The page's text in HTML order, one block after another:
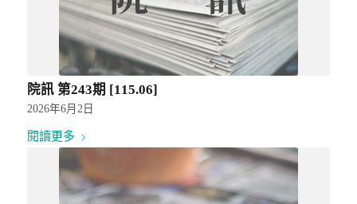
院訊 第243期 [115.06]
2026年6月2日
閱讀更多